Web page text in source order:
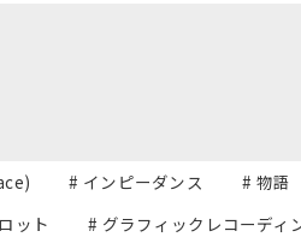
# インピーダンス # 物語
ット # グラフィックレコーディ